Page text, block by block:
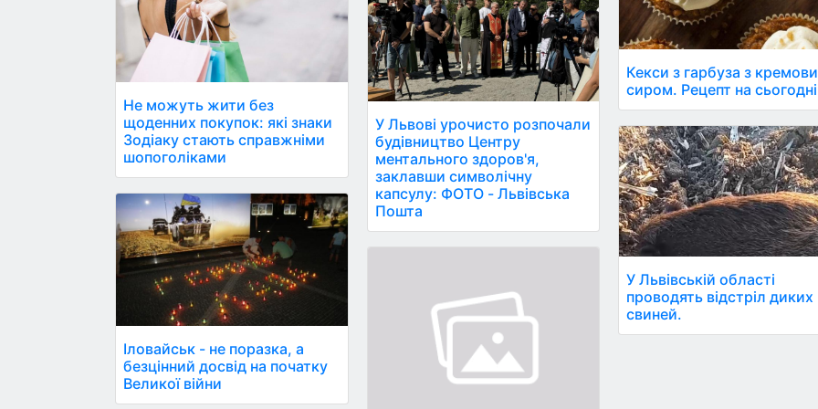
Не можуть жити без
щоденних покупок: які знаки
Зодіаку стають справжніми
шопоголіками
Іловайськ - не поразка, а
безцінний досвід на початку
Великої війни
У Львові урочисто розпочали
будівництво Центру
ментального здоров'я,
заклавши символічну
капсулу: ФОТО - Львівська
Пошта
Кекси з гарбуза з
сиром. Рецепт на
У Львівській області
проводять відстріл диких
свиней.